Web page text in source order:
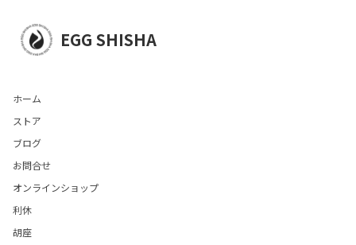
EGG SHISHA
ホーム
ストア
ブログ
お問合せ
オンラインショップ
利休
胡座